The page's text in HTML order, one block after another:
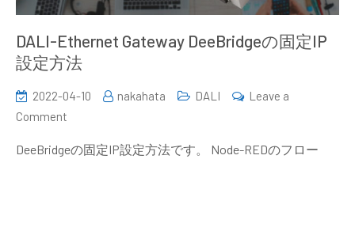
DALI-Ethernet Gateway DeeBridgeの固定IP
設定方法
2022-04-10 nakahata DALI
Leave a
Comment
Ethernet
DeeBridgeの固定IP設定方法です。 Node-REDのフロー